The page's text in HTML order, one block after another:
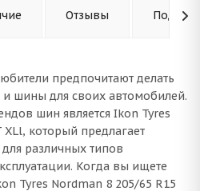
Отзывы
предпочитают делать
шины для своих автомобилей.
шин является Ikon Tyres
который предлагает
различных типов
Когда вы ищете
Tyres Nordman 8 205/65 R15